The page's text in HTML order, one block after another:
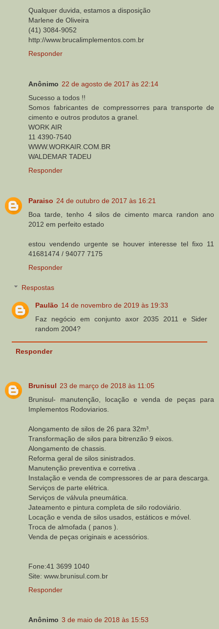
Qualquer duvida, estamos a disposição
Marlene de Oliveira
(41) 3084-9052
http://www.brucalimplementos.com.br
Responder
Anônimo 22 de agosto de 2017 às 22:14
Sucesso a todos !!
Somos fabricantes de compressorres para transporte de
cimento e outros produtos a granel.
WORK AIR
11 4390-7540
WWW.WORKAIR.COM.BR
WALDEMAR TADEU
Responder
Paraiso 24 de outubro de 2017 às 16:21
Boa tarde, tenho 4 silos de cimento marca randon ano
2012 em perfeito estado
estou vendendo urgente se houver interesse tel fixo 11
41681474 / 94077 7175
Responder
Respostas
Paulão 14 de novembro de 2019 às 19:33
Faz negócio em conjunto axor 2035 2011 e Sider
random 2004?
Responder
Brunisul 23 de março de 2018 às 11:05
Brunisul- manutenção, locação e venda de peças para
Implementos Rodoviarios.
Alongamento de silos de 26 para 32m³.
Transformação de silos para bitrenzão 9 eixos.
Alongamento de chassis.
Reforma geral de silos sinistrados.
Manutenção preventiva e corretiva .
Instalação e venda de compressores de ar para descarga.
Serviços de parte elétrica.
Serviços de válvula pneumática.
Jateamento e pintura completa de silo rodoviário.
Locação e venda de silos usados, estáticos e móvel.
Troca de almofada ( panos ).
Venda de peças originais e acessórios.
Fone:41 3699 1040
Site: www.brunisul.com.br
Responder
Anônimo 3 de maio de 2018 às 15:53